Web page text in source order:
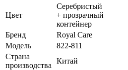
Цвет
Серебристый
+ прозрачный
контейнер
Бренд
Royal Care
Модель
822-811
Страна
производства
Китай